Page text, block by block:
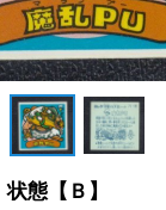
態【Ｂ】